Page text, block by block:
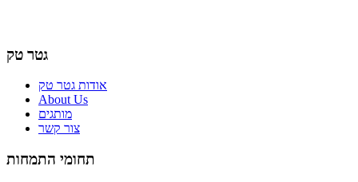
גטר טק
אודות גטר טק
About Us
מותגים
צור קשר
תחומי התמחות